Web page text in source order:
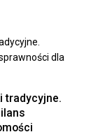
tradycyjne.